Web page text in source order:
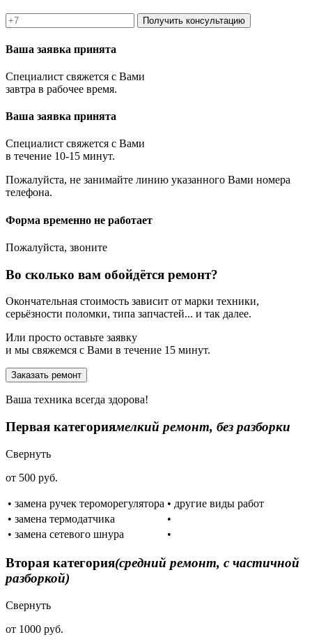
Получить консультацию
Ваша заявка принята
Специалист свяжется с Вами
завтра в рабочее время.
Ваша заявка принята
Специалист свяжется с Вами
в течение 10-15 минут.
Пожалуйста, не занимайте линию указанного Вами номера
телефона.
Форма временно не работает
Пожалуйста, звоните
Во сколько вам обойдётся ремонт?
Окончательная стоимость зависит от марки техники,
серьёзности поломки, типа запчастей... и так далее.
Или просто оставьте заявку
и мы свяжемся с Вами в течение 15 минут.
Заказать ремонт
Ваша техника всегда здорова!
Первая категориямелкий ремонт, без разборки
Свернуть
от 500 руб.
• замена ручек тероморегулятора • другие виды работ
• замена термодатчика
•
• замена сетевого шнура
•
Вторая категория(средний ремонт, с частичной
разборкой)
Свернуть
от 1000 руб.